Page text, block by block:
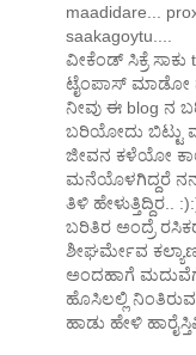
maadidare...
saakagoytu....
ವೀಕೆಂಡ್ ಸಿಕ್ರೆ ಸಾಕು
ಟೈಂಪಾಸ್ ಮಾಡೋ
ನೀವು ಈ blog ನ
ಬರಿಯೋದು ಬಿಟ್ಟು
ಜೀವನ ಕಳೆಯೋ
ಮನೆಯೊಳಗಿದ್ದರೆ
ತಿಳಿ ಹೇಳುತ್ತಿದ್ದಿರ..
ಬರಿತಿರ ಅಂದ್ರೆ
ಶೀಘರ್ಮೇವ ಕಲ್ಯಾಣ
ಅಂದಹಾಗೆ
ಹೊಸಿಲಲ್ಲಿ
ಹಾಡು ಹೇಳಿ